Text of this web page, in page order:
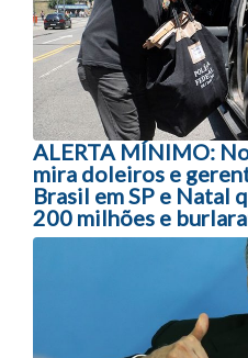
ALERTA MÍNIMO:
mira doleiros e
Brasil em SP e Natal
200 milhões e